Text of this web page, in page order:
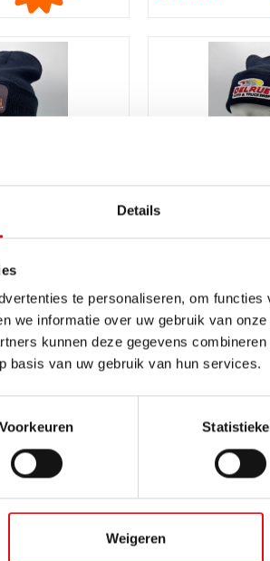
Details
te personaliseren, om
we informatie over uw gebruik van
kunnen deze gegevens
basis van uw gebruik van hun services.
Voorkeuren
Weigeren
trucks patch
Muts navy blauw
5,95 EUR incl. btw
patch
Muts zwart
Delruestyle